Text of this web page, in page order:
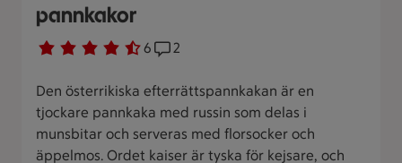
pannkakor
Betyg 4.2 av 5. 6
6 personer har röstatReceptet har 2 kommentarer
2
Den österrikiska efterrättspannkakan är en
tjockare pannkaka med russin som delas i
munsbitar och serveras med florsocker och
äppelmos. Ordet kaiser är tyska för kejsare, och